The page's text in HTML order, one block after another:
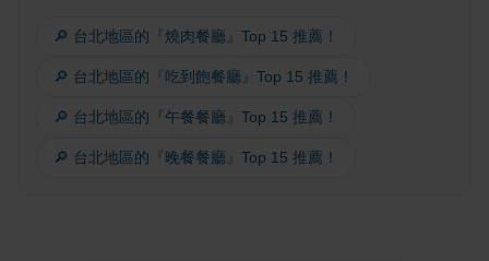
🔎 台北地區的『燒肉餐廳』Top 15 推薦！
🔎 台北地區的『吃到飽餐廳』Top 15 推薦！
🔎 台北地區的『午餐餐廳』Top 15 推薦！
🔎 台北地區的『晚餐餐廳』Top 15 推薦！